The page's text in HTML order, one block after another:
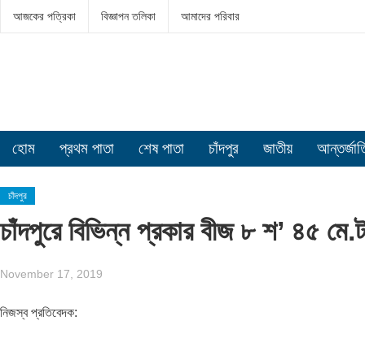
আজকের পত্রিকা বিজ্ঞাপন তলিকা আমাদের পরিবার
হোম প্রথম পাতা শেষ পাতা চাঁদপুর জাতীয়
চাঁদপুর
চাঁদপুরে বিভিন্ন প্রকার বীজ ৮ শ’ ৪৫
November 17, 2019
নিজস্ব প্রতিবেদক: